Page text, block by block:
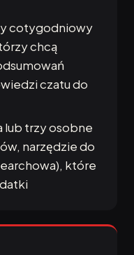
cotygodniowy
chcą
czatu do
lub trzy osobne
narzędzie do
które